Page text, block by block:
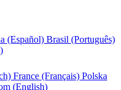
(Español) Brasil (Português)
France (Français) Polska
(English)